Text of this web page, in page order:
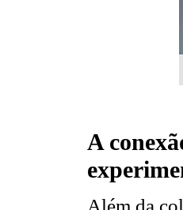
A
Além da